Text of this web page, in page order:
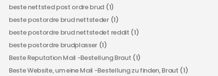
beste nettsted post ordre brud (1)
beste postordre brud nettsteder(1)
beste postordre brud nettstedet reddit (1)
beste postordre brudplasser (1)
Beste Reputation Mail -Bestellung Braut (1)
Beste Website, um eine Mail -Bestellung zu finden, Braut (1)